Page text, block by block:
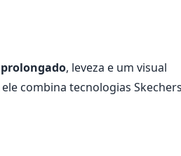
, leveza e um visual
combina tecnologias Skechers